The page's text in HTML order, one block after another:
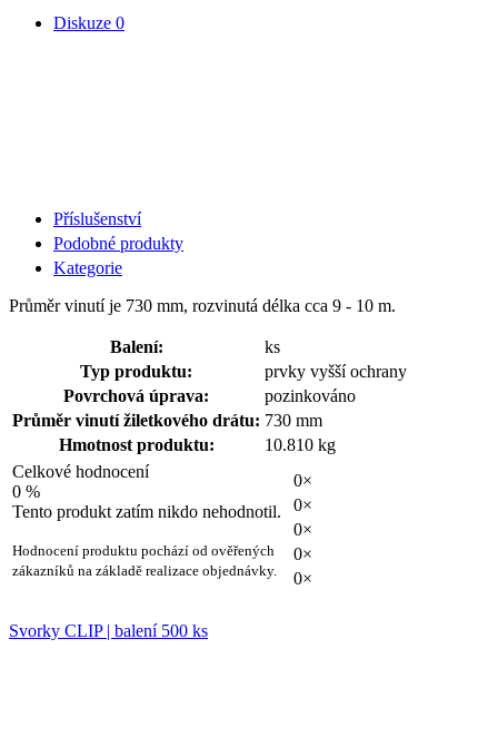
Diskuze 0
Příslušenství
Podobné produkty
Kategorie
Průměr vinutí je 730 mm, rozvinutá délka cca 9 - 10 m.
Balení:
ks
Typ produktu:
prvky vyšší ochrany
Povrchová úprava:
pozinkováno
Průměr vinutí žiletkového drátu: 730 mm
Hmotnost produktu:
10.810 kg
Celkové hodnocení
0 %
Tento produkt zatím nikdo nehodnotil.
Hodnocení produktu pochází od ověřených
zákazníků na základě realizace objednávky.
0×
0×
0×
0×
0×
Svorky CLIP | balení 500 ks